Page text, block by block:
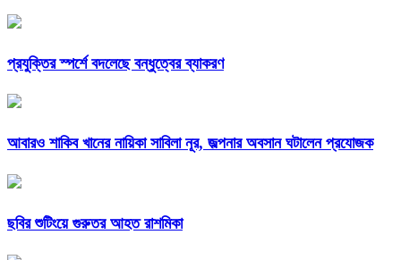
প্রযুক্তির স্পর্শে বদলেছে বন্ধুত্বের ব্যাকরণ
আবারও শাকিব খানের নায়িকা সাবিলা নূর, জল্পনার অবসান ঘটালেন প্রযোজক
ছবির শুটিংয়ে গুরুতর আহত রাশমিকা